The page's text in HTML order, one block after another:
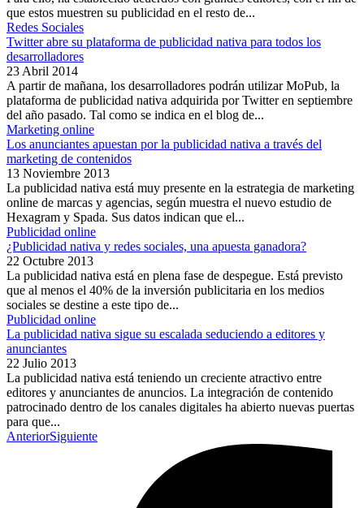
que estos muestren su publicidad en el resto de...
Redes Sociales
Twitter abre su plataforma de publicidad nativa para todos los
desarrolladores
23 Abril 2014
A partir de mañana, los desarrolladores podrán utilizar MoPub, la
plataforma de publicidad nativa adquirida por Twitter en septiembre
del año pasado. Tal como se indica en el blog de...
Marketing online
Los anunciantes apuestan por la publicidad nativa a través del
marketing de contenidos
13 Noviembre 2013
La publicidad nativa está muy presente en la estrategia de marketing
online de marcas y agencias, según muestra el nuevo estudio de
Hexagram y Spada. Sus datos indican que el...
Publicidad online
¿Publicidad nativa y redes sociales, una apuesta ganadora?
22 Octubre 2013
La publicidad nativa está en plena fase de despegue. Está previsto
que al menos el 40% de la inversión publicitaria en los medios
sociales se destine a este tipo de...
Publicidad online
La publicidad nativa sigue su escalada seduciendo a editores y
anunciantes
22 Julio 2013
La publicidad nativa está teniendo un creciente atractivo entre
editores y anunciantes de anuncios. La integración de contenido
patrocinado dentro de los canales digitales ha abierto nuevas puertas
para que...
AnteriorSiguiente